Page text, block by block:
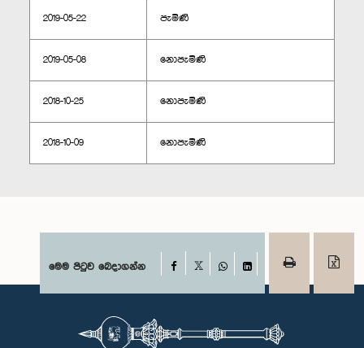
2019-05-22 පැමිණි
2019-05-08 නොපැමිණි
2018-10-25 නොපැමිණි
2018-10-09 නොපැමිණි
මෙම පිටුව බෙදාගන්න Facebook
WhatsAppLinkedIn